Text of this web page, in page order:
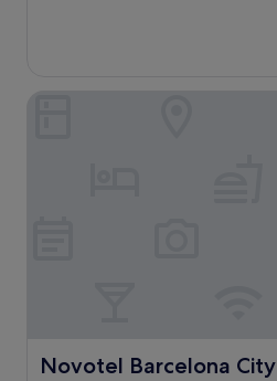
Novotel Barcelona City
Novotel Barcelona City